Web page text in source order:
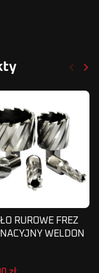
keyboard_arrow_left keyboard_arrow_right
RUROWE FREZ
WELDON